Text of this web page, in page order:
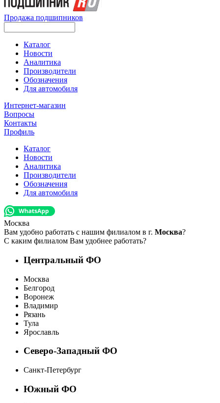
Продажа подшипников
Каталог
Новости
Аналитика
Производители
Обозначения
Для автомобиля
Интернет-магазин
Вопросы
Контакты
Профиль
Каталог
Новости
Аналитика
Производители
Обозначения
Для автомобиля
Москва
Вам удобно работать с нашим филиалом в г. Москва?
С каким филиалом Вам удобнее работать?
Центральный ФО
Москва
Белгород
Воронеж
Владимир
Рязань
Тула
Ярославль
Северо-Западный ФО
Санкт-Петербург
Южный ФО